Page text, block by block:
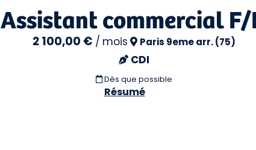
Assistant commercial
2 100,00 € / mois Paris 9eme arr. (75)
CDI
Dès que possible
Résumé